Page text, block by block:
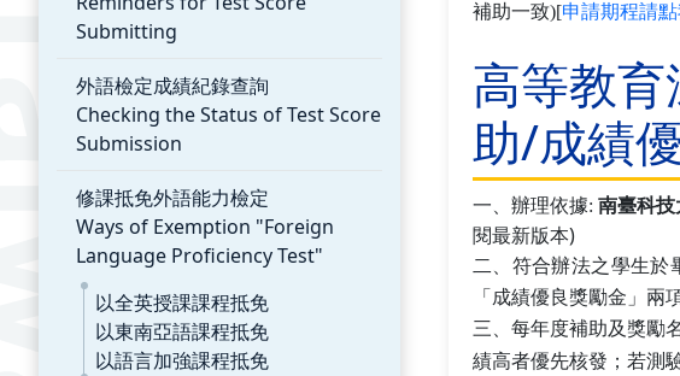
Submitting
外語檢定成績紀錄查詢
Checking the Status of Test Score
Submission
修課抵免外語能力檢定
Ways of Exemption "Foreign
Language Proficiency Test"
以全英授課課程抵免
以東南亞語課程抵免
以語言加強課程抵免
補助一致)[申請期程請
高等教
助/成績
一、辦理依據: 南臺科
閱最新版本)
二、符合辦法之學生於
「成績優良獎勵金」兩
三、 每年度補助及獎勵
績高者優先核發；若測